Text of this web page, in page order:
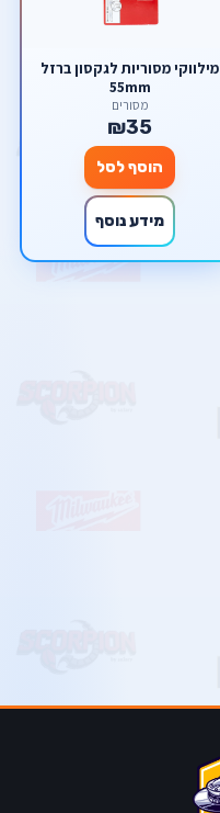
מילווקי מסוריות לגקסון ברזל
55mm
מסורים
₪35
הוסף לסל
מידע נוסף